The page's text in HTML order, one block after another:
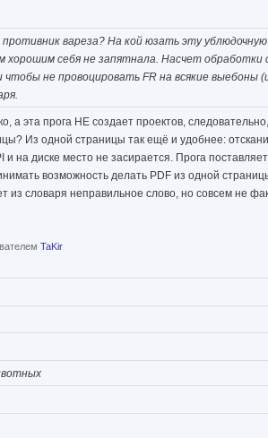
вареза? На кой юзать эту ублюдочную
хорошим себя не запятнала. Насчет
не провоцировать FR на всякие
а эта прога НЕ создает проектов,
Из одной страницы так ещё и удобнее:
на диске место не засирается. Прога
возможность делать PDF из одной
из словаря неправильное слово, но совсем не
TaKir